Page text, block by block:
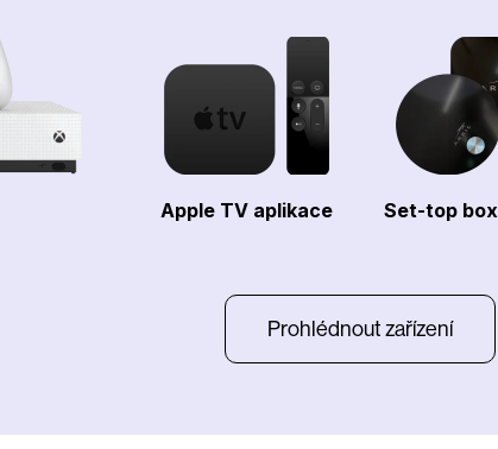
Apple TV aplikace Set-top
Prohlédnout zařízení